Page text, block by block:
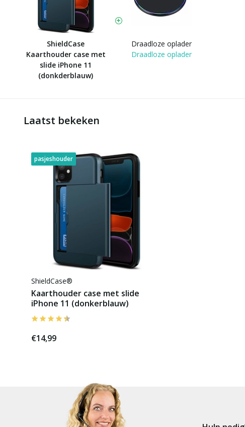
ShieldCase
Kaarthouder case met
slide iPhone 11
(donkderblauw)
Draadloze oplader
Draadloze oplader
Laatst bekeken
pasjeshouder
ShieldCase®
Kaarthouder case met slide
iPhone 11 (donkerblauw)
€14,99